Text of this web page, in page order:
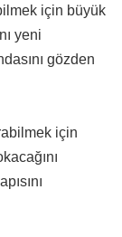
için büyük
yeni
gözden
için